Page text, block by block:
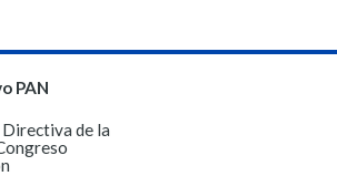
PAN
Directiva de la